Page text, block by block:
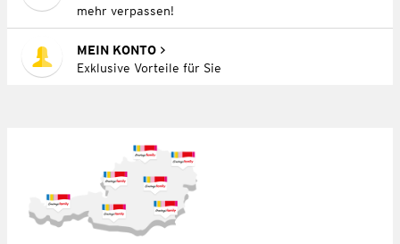
mehr verpassen!
MEIN KONTO
Exklusive Vorteile für Sie